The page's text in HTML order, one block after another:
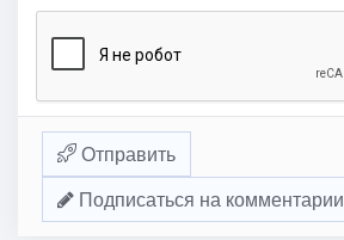
Отправить
Подписаться на комментарии